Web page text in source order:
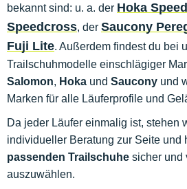
bekannt sind: u. a. der Hoka
Speedcross, der Saucony
Fuji Lite. Außerdem findest du bei
Trailschuhmodelle einschlägiger
Salomon, Hoka und Saucony und
Marken für alle Läuferprofile und
Da jeder Läufer einmalig ist, stehen
individueller Beratung zur Seite und
passenden Trailschuhe sicher und
auszuwählen.